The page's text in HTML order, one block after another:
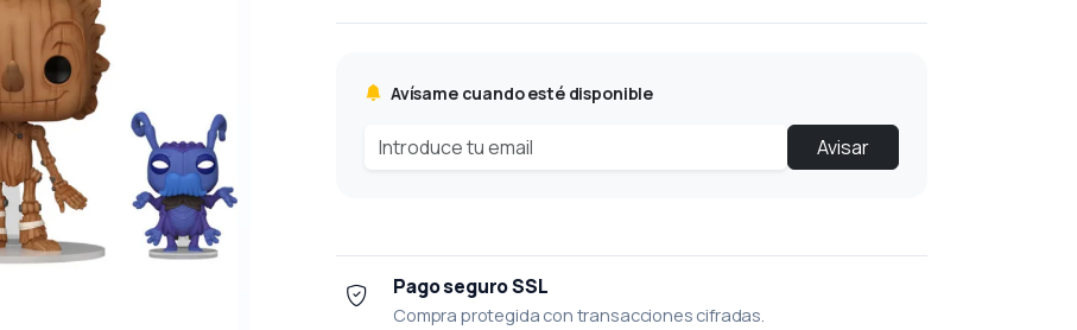
Avísame cuando esté disponible
Avisar
Pago seguro SSL
Compra protegida con transacciones cifradas.